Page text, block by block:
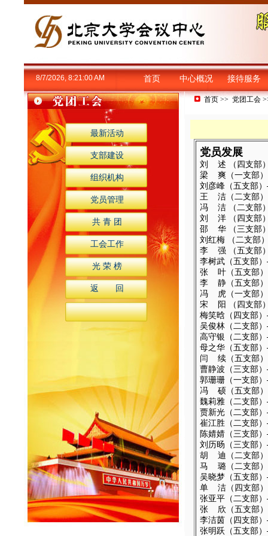
8/7/2026, 8:21:00 AM 首页 中心概况 接待服务
最新活动
支部建设
组织机构
党员管理
共 青 团
工会工作
光 荣 榜
返 回
首页>> 党团工会
党员发展
刘 述 （四支
梁
爽 （一支部
刘彦峰（五支部
王
洁（二支部
冯
洁 （二支
刘 洋 （四支部
邵 华 （三支部
刘红梅 （二支部
李
强 （五支部
李树武（五支部
张 叶（五支部
李
静（五支部
冯
虎（一支部
宋
阳 （四支部
梅笑晗（四支部
吴俊林（二支部
高守银（二支部
母之华（五支部
闫
续（五支部
曹静波（三支部
郭珊珊（一支部
冯
硕（五支部
魏莉雅（二支部
贾新光（二支部
崔江胜（二支部
陈婧婧（三支部
刘历旸（三支部
胡
迪（二支部
马
璐（二支部
吴晓梦（五支部
单
洁（四支部
张亚平（二支部
张
欣（五支部
李洁茵（四支部
张明跃（五支部